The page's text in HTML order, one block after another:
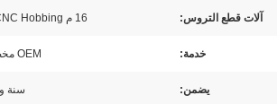
آلات قطع التروس: 16 م CNC Hobbing آلة
خدمة: OEM مخصص
يضمن: سنة